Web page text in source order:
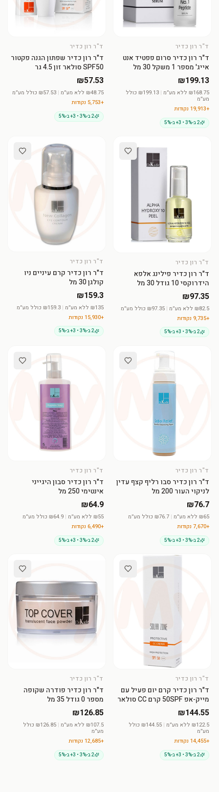
ד"ר רון כדיר
ד"ר רון כדיר סרום פפטיד אנט
אייג' מספר 1 משקל 30 מל
₪199.13
₪168.75 ללא מע״מ |
199.13 כולל
מע״מ
+
19,913 נקודות
2 ב-3% • 3+ ב-5%
ד"ר רון כדיר
ד"ר רון כדיר שפתון הגנה פקטור
SPF50 סולאר זון 4.5 גר
₪57.53
₪48.75 ללא מע״מ |
57.53
כולל מע״מ
+
5,753 נקודות
2 ב-3% • 3+ ב-5%
הוסיפי לסל
ד"ר רון כדיר
ד"ר רון כדיר פילינג אלפא
הידרוקסי 10 גודל 30 מל
₪97.35
₪82.5 ללא מע״מ |
97.35
כולל מע״מ
+
9,735 נקודות
2 ב-3% • 3+ ב-5%
ד"ר רון כדיר
ד"ר רון כדיר קרם עיניים ניו
קולגן 30 מל
₪159.3
₪135 ללא מע״מ |
159.3
כולל מע״מ
+
15,930 נקודות
2 ב-3% • 3+ ב-5%
הוסיפי לסל
ד"ר רון כדיר
ד"ר רון כדיר סבו רליף קצף עדין
לניקוי העור 200 מל
₪76.7
₪65 ללא מע״מ |
76.7
כולל מע״מ
+
7,670 נקודות
2 ב-3% • 3+ ב-5%
ד"ר רון כדיר
ד"ר רון כדיר סבון היגייני
אינטימי 250 מל
₪64.9
₪55 ללא מע״מ |
64.9
כולל מע״מ
+
6,490 נקודות
2 ב-3% • 3+ ב-5%
ד"ר רון כדיר
ד"ר רון כדיר קרם יום פעיל עם
מייק-אפ 50SPF קרם CC סולאר
זון 75 מל
₪144.55
₪122.5 ללא מע״מ |
144.55 כולל
מע״מ
+
14,455 נקודות
2 ב-3% • 3+ ב-5%
ד"ר רון כדיר
ד"ר רון כדיר פודרה שקופה
מספר 0 גודל 35 מל
₪126.85
₪107.5 ללא מע״מ |
126.85 כולל
מע״מ
+
12,685 נקודות
2 ב-3% • 3+ ב-5%